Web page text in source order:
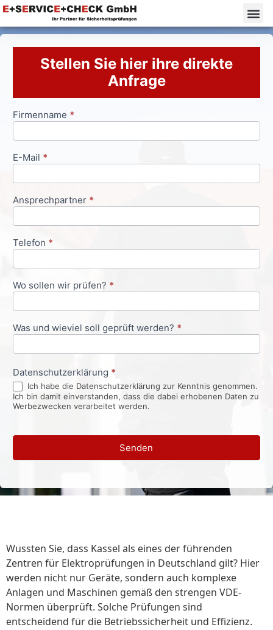
Stellen Sie hier ihre direkte
Anfrage
Anfrageformular
Firmenname *
E-Mail *
Ansprechpartner *
Telefon *
Wo sollen wir prüfen? *
Was und wieviel soll geprüft werden? *
Datenschutzerklärung *
Ich habe die Datenschutzerklärung zur Kenntnis genommen.
Ich bin damit einverstanden, dass die dabei erhobenen Daten zu
Werbezwecken verarbeitet werden.
Senden
Wussten Sie, dass Kassel als eines der führenden
Zentren für Elektroprüfungen in Deutschland gilt? Hier
werden nicht nur Geräte, sondern auch komplexe
Anlagen und Maschinen gemäß den strengen VDE-
Normen überprüft. Solche Prüfungen sind
entscheidend für die Betriebssicherheit und Effizienz.